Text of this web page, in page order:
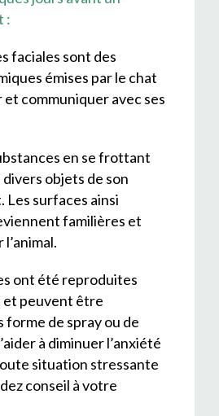
:
faciales sont des
émises par le chat
communiquer avec ses
en se frottant
divers objets de son
surfaces ainsi
familières et
ont été reproduites
peuvent être
forme de spray ou de
à diminuer l’anxiété
situation stressante
conseil à votre